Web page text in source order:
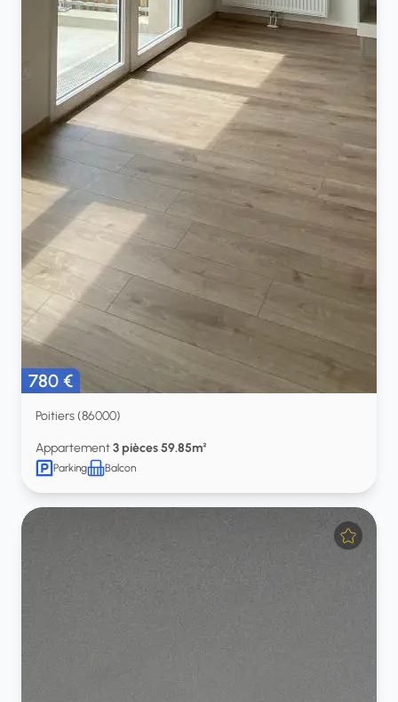
780 €
Poitiers (86000)
Appartement3 pièces 59.85m²
Parking Balcon